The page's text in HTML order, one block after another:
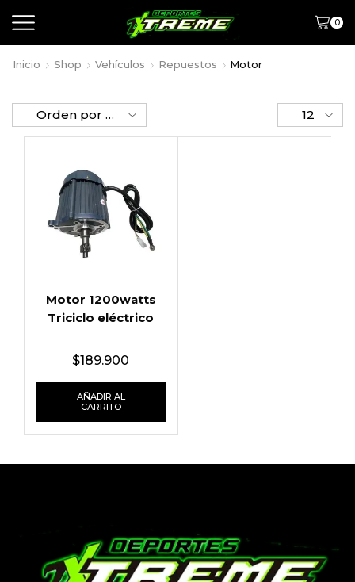
0
Inicio Shop Vehículos Repuestos Motor
Motor 1200watts
Triciclo eléctrico
$189.900
AÑADIR AL
CARRITO